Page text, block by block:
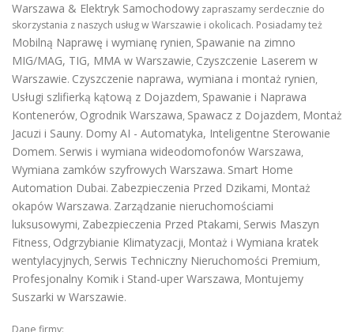
Warszawa & Elektryk Samochodowy zapraszamy serdecznie do
skorzystania z naszych usług w Warszawie i okolicach. Posiadamy też
Mobilną Naprawę i wymianę rynien, Spawanie na zimno
MIG/MAG, TIG, MMA w Warszawie, Czyszczenie Laserem w
Warszawie. Czyszczenie naprawa, wymiana i montaż rynien,
Usługi szlifierką kątową z Dojazdem, Spawanie i Naprawa
Kontenerów, Ogrodnik Warszawa, Spawacz z Dojazdem, Montaż
Jacuzi i Sauny. Domy AI - Automatyka, Inteligentne Sterowanie
Domem. Serwis i wymiana wideodomofonów Warszawa,
Wymiana zamków szyfrowych Warszawa. Smart Home
Automation Dubai. Zabezpieczenia Przed Dzikami, Montaż
okapów Warszawa. Zarządzanie nieruchomościami
luksusowymi, Zabezpieczenia Przed Ptakami, Serwis Maszyn
Fitness, Odgrzybianie Klimatyzacji, Montaż i Wymiana kratek
wentylacyjnych, Serwis Techniczny Nieruchomości Premium,
Profesjonalny Komik i Stand-uper Warszawa, Montujemy
Suszarki w Warszawie.